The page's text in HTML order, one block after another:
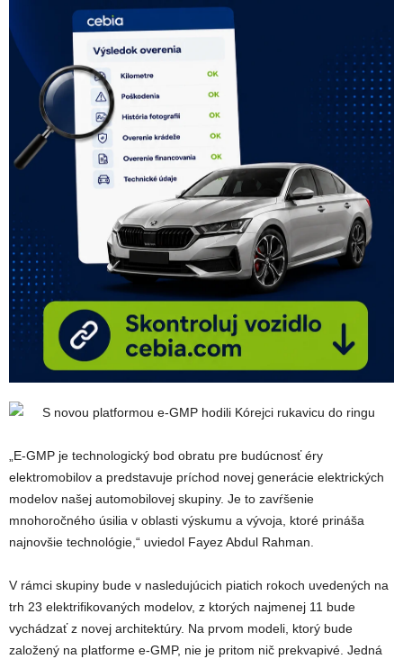
„E-GMP je technologický bod obratu pre budúcnosť éry
elektromobilov a predstavuje príchod novej generácie elektrických
modelov našej automobilovej skupiny. Je to zavŕšenie
mnohoročného úsilia v oblasti výskumu a vývoja, ktoré prináša
najnovšie technológie,“ uviedol Fayez Abdul Rahman.
V rámci skupiny bude v nasledujúcich piatich rokoch uvedených na
trh 23 elektrifikovaných modelov, z ktorých najmenej 11 bude
vychádzať z novej architektúry. Na prvom modeli, ktorý bude
založený na platforme e-GMP, nie je pritom nič prekvapivé. Jedná